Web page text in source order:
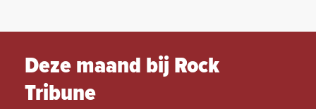
Deze maand bij Rock
Tribune